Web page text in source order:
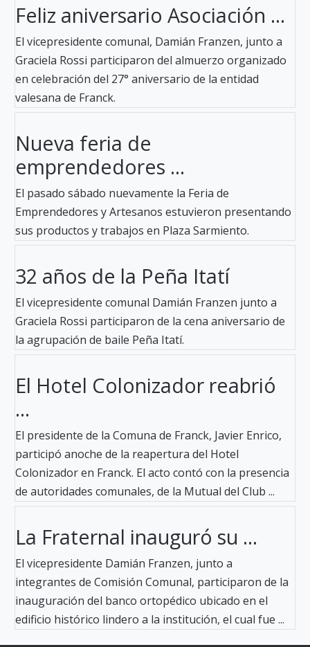
Feliz aniversario Asociación ...
El vicepresidente comunal, Damián Franzen, junto a
Graciela Rossi participaron del almuerzo organizado
en celebración del 27° aniversario de la entidad
valesana de Franck.
Nueva feria de
emprendedores ...
El pasado sábado nuevamente la Feria de
Emprendedores y Artesanos estuvieron presentando
sus productos y trabajos en Plaza Sarmiento.
32 años de la Peña Itatí
El vicepresidente comunal Damián Franzen junto a
Graciela Rossi participaron de la cena aniversario de
la agrupación de baile Peña Itatí.
El Hotel Colonizador reabrió
...
El presidente de la Comuna de Franck, Javier Enrico,
participó anoche de la reapertura del Hotel
Colonizador en Franck. El acto contó con la presencia
de autoridades comunales, de la Mutual del Club ...
La Fraternal inauguró su ...
El vicepresidente Damián Franzen, junto a
integrantes de Comisión Comunal, participaron de la
inauguración del banco ortopédico ubicado en el
edificio histórico lindero a la institución, el cual fue ...